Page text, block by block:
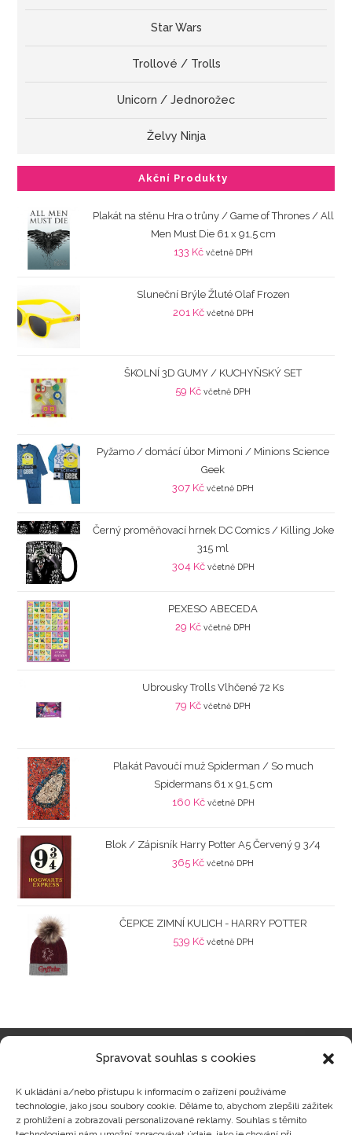
Spravovat souhlas s cookies
K ukládání a/nebo přístupu k informacím o zařízení používáme
technologie, jako jsou soubory cookie. Děláme to, abychom zlepšili zážitek
z prohlížení a zobrazovali personalizované reklamy. Souhlas s těmito
Star Wars
Trollové / Trolls
Unicorn / Jednorožec
Želvy Ninja
Akční Produkty
Plakát na stěnu Hra o trůny / Game of Thrones / All
Men Must Die 61 x 91,5 cm
133 Kč včetně DPH
Sluneční Brýle Žluté Olaf Frozen
201 Kč včetně DPH
ŠKOLNÍ 3D GUMY / KUCHYŇSKÝ SET
59 Kč včetně DPH
Pyžamo / domácí úbor Mimoni / Minions Science
Geek
307 Kč včetně DPH
Černý proměňovací hrnek DC Comics / Killing Joke
315 ml
304 Kč včetně DPH
PEXESO ABECEDA
29 Kč včetně DPH
Ubrousky Trolls Vlhčené 72 Ks
79 Kč včetně DPH
Plakát Pavoučí muž Spiderman / So much
Spidermans 61 x 91,5 cm
160 Kč včetně DPH
Blok / Zápisník Harry Potter A5 Červený 9 3/4
365 Kč včetně DPH
ČEPICE ZIMNÍ KULICH - HARRY POTTER
539 Kč včetně DPH